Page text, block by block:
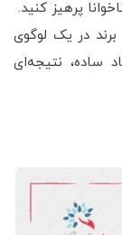
پرهیز کنید.
در یک لوگوی
ساده، نتیجه‌ای